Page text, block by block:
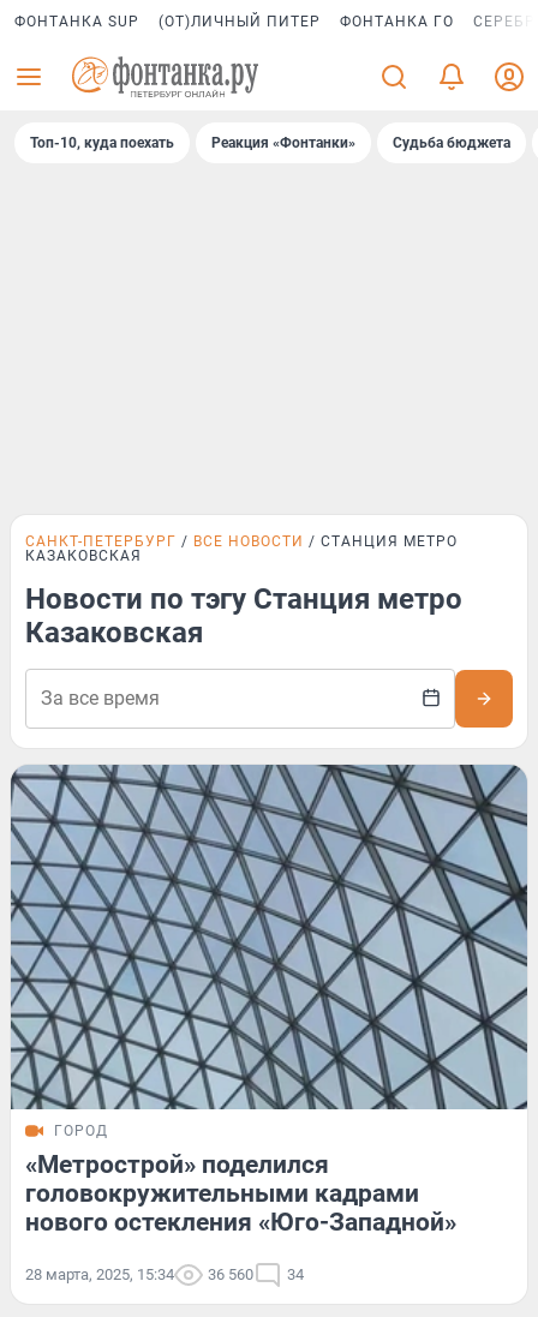
ФОНТАНКА SUP (ОТ)ЛИЧНЫЙ ПИТЕР ФОНТАНКА ГО
Топ-10, куда поехать Реакция «Фонтанки» Судьба бюджета
САНКТ-ПЕТЕРБУРГ ВСЕ НОВОСТИ
СТАНЦИЯ МЕТРО
КАЗАКОВСКАЯ
Новости по тэгу Станция метро
Казаковская
ГОРОД
«Метрострой» поделился
головокружительными кадрами
нового остекления «Юго-Западной»
28 марта, 2025, 15:34 36 560 34